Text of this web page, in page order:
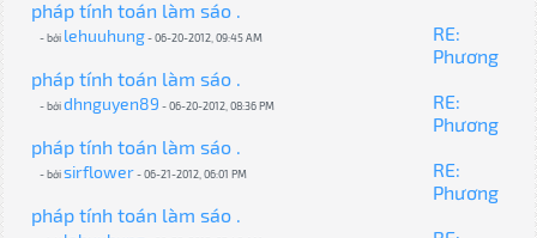
pháp tính toán làm sáo .
- bởi lehuuhung- 06-20-2012, 09:45 AM
RE:
Phương
pháp tính toán làm sáo .
- bởidhnguyen89 - 06-20-2012, 08:36 PM
RE:
Phương
pháp tính toán làm sáo .
- bởisirflower- 06-21-2012, 06:01 PM
RE:
Phương
pháp tính toán làm sáo .